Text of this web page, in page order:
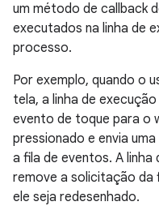
um método de callback
executados na linha de
processo.
Por exemplo, quando o
tela, a linha de
evento de toque para o
pressionado e envia
a fila de eventos. A
remove a solicitação da
ele seja redesenhado.